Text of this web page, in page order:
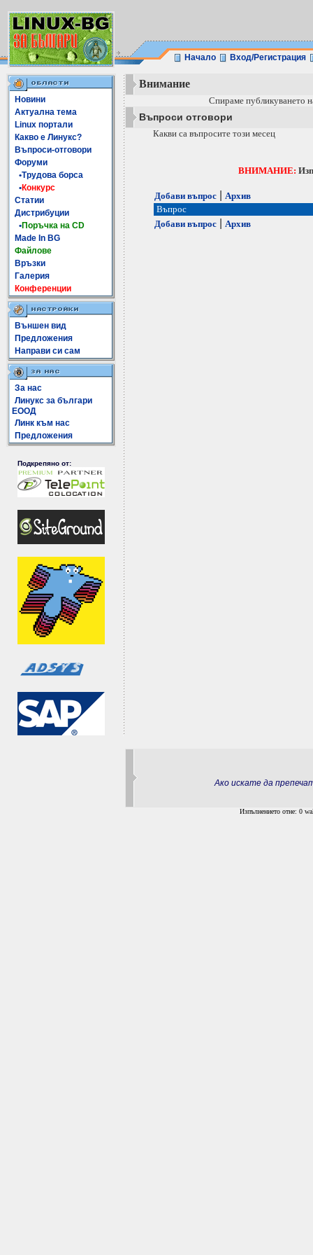
Начало Вход/Регистрация
Новини
Актуална тема
Linux портали
Какво е Линукс?
Въпроси-отговори
Форуми
•Трудова борса
•Конкурс
Статии
Дистрибуции
•Поръчка на CD
Made In BG
Файлове
Връзки
Галерия
Конференции
Външен вид
Предложения
Направи си сам
За нас
Линукс за българи
ЕООД
Линк към нас
Предложения
Подкрепяно от:
Внимание
Спираме публикуването
Въпроси отговори
Какви са въпросите този месец
ВНИМАНИЕ:
Добави въпрос| Архив
Въпрос
Добави въпрос| Архив
Ако искате да
Изпълнението отне: 0